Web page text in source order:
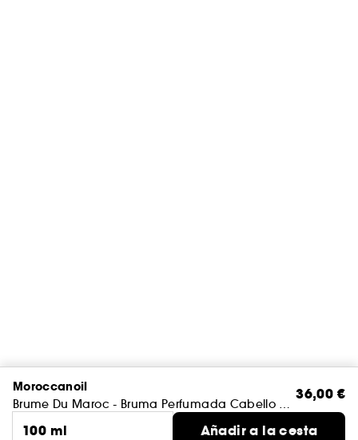
Moroccanoil
Brume Du Maroc - Bruma Perfumada Cabello y Cuerpo
36,00 €
100 ml
Añadir a la cesta